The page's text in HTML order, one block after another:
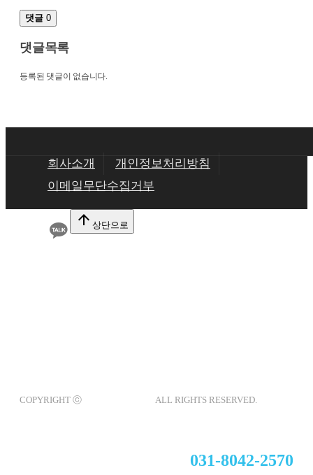
댓글 0
댓글목록
등록된 댓글이 없습니다.
회사소개
개인정보처리방침
이메일무단수집거부
COPYRIGHT ⓒ ALL RIGHTS RESERVED.
031-8042-2570
arrow_upward 상단으로